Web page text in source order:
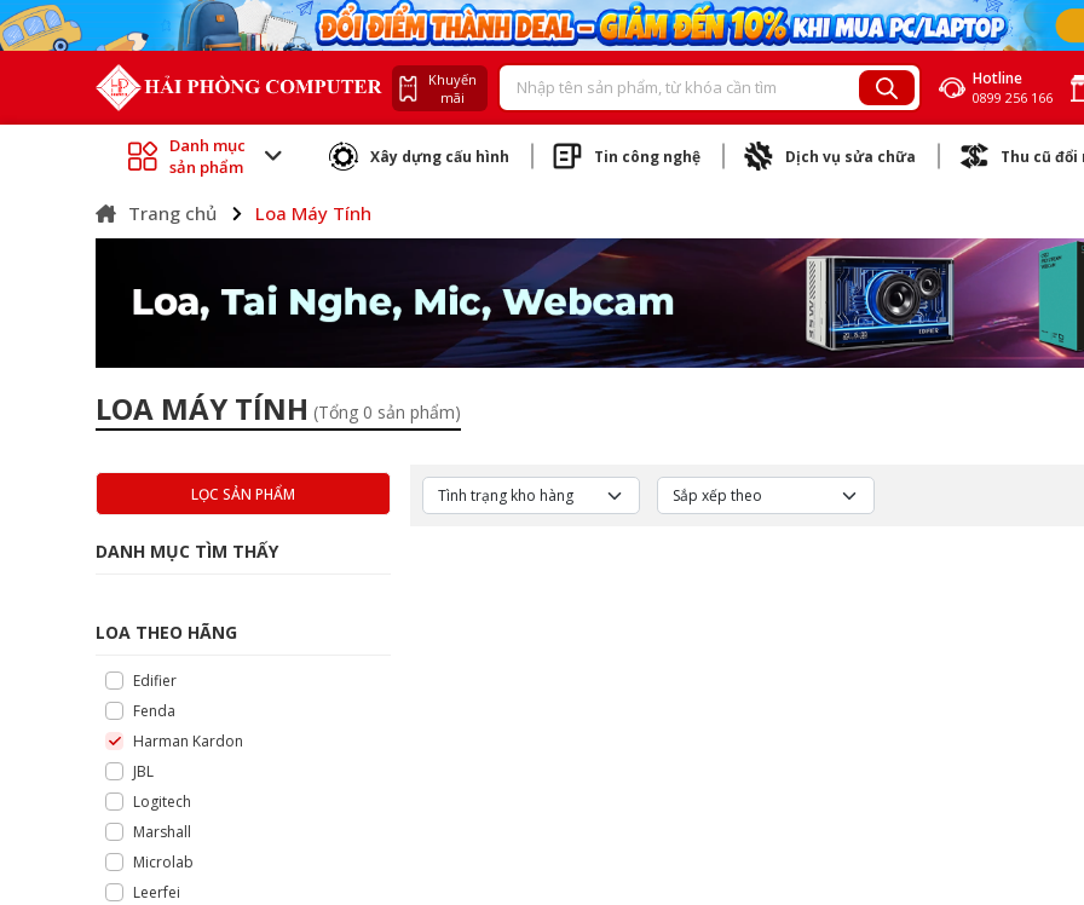
Khuyến
mãi
Hotline
0899 256 166
Danh mục
sản phẩm
Xây dựng cấu hình Tin công nghệ Dịch vụ sửa chữa Thu cũ đổi
Trang chủ Loa Máy Tính
LOA MÁY TÍNH (Tổng 0 sản phẩm)
LỌC SẢN PHẨM
DANH MỤC TÌM THẤY
LOA THEO HÃNG
Edifier
Fenda
Harman Kardon
JBL
Logitech
Marshall
Microlab
Leerfei